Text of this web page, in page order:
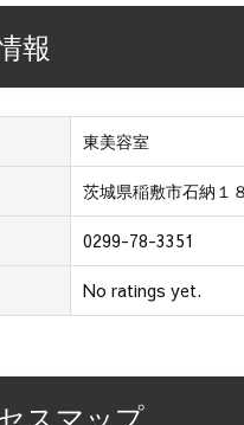
報
東美容室
茨城県稲敷市石納１
0299-78-3351
No ratings yet.
スマップ